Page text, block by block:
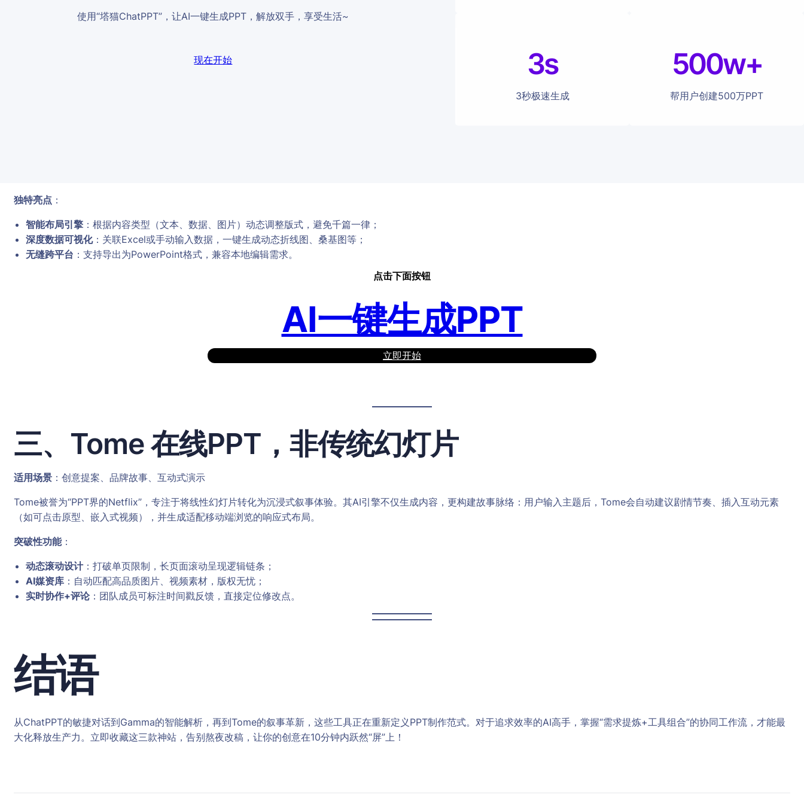
使用“塔猫ChatPPT”，让AI一键生成PPT，解放双手，享受生活~
现在开始 3s
3秒极速生成
500w+
帮用户创建500万PPT
独特亮点 ：
智能布局引擎 ：根据内容类型（文本、数据、图片）动态调整版式，避免千篇一律；
深度数据可视化：关联Excel或手动输入数据，一键生成动态折线图、桑基图等；
无缝跨平台 ：支持导出为PowerPoint格式，兼容本地编辑需求。
点击下面按钮
AI一键生成PPT
立即开始
三、Tome 在线PPT，非传统幻灯片
适用场景 ：创意提案、品牌故事、互动式演示
Tome被誉为“PPT界的Netflix”，专注于将线性幻灯片转化为沉浸式叙事体验。其AI引擎不仅生成内容，更构建故事脉络：用户输入主题后，Tome会自动建议剧情节奏、插入互动元素
（如可点击原型、嵌入式视频），并生成适配移动端浏览的响应式布局。
突破性功能：
动态滚动设计：打破单页限制，长页面滚动呈现逻辑链条；
AI媒资库 ：自动匹配高品质图片、视频素材，版权无忧；
实时协作+评论：团队成员可标注时间戳反馈，直接定位修改点。
结语
从ChatPPT的敏捷对话到Gamma的智能解析，再到Tome的叙事革新，这些工具正在重新定义PPT制作范式。对于追求效率的AI高手，掌握“需求提炼+工具组合”的协同工作流，才能最
大化释放生产力。立即收藏这三款神站，告别熬夜改稿，让你的创意在10分钟内跃然“屏”上！